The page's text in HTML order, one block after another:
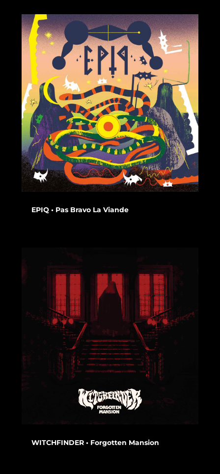
EPIQ • Pas Bravo La Viande
WITCHFINDER • Forgotten Mansion